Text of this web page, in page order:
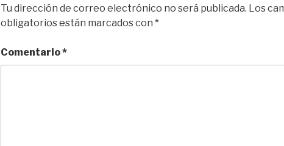
Tu dirección de correo electrónico no será publicada. Los
obligatorios están marcados con *
Comentario*